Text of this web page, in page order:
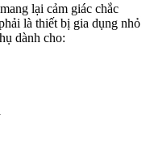
lại cảm giác chắc
là thiết bị gia dụng nhỏ
dành cho: